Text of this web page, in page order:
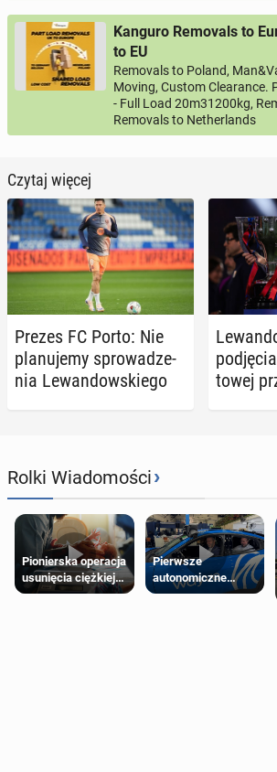
Kanguro Removals to
to EU
Removals to Poland,
Moving, Custom Clearance.
- Full Load 20m31200kg,
Removals to Netherlands
Czytaj więcej
Prezes FC Porto: Nie
pla­nu­je­my spro­wa­dze­
nia Le­wan­dow­skie­go
to­wej
Rolki Wiadomości›
Pionierska operacja
usunięcia ciężkiej
wady wrodzonej
Pierwsze
autonomiczne
Ubery pojawią się